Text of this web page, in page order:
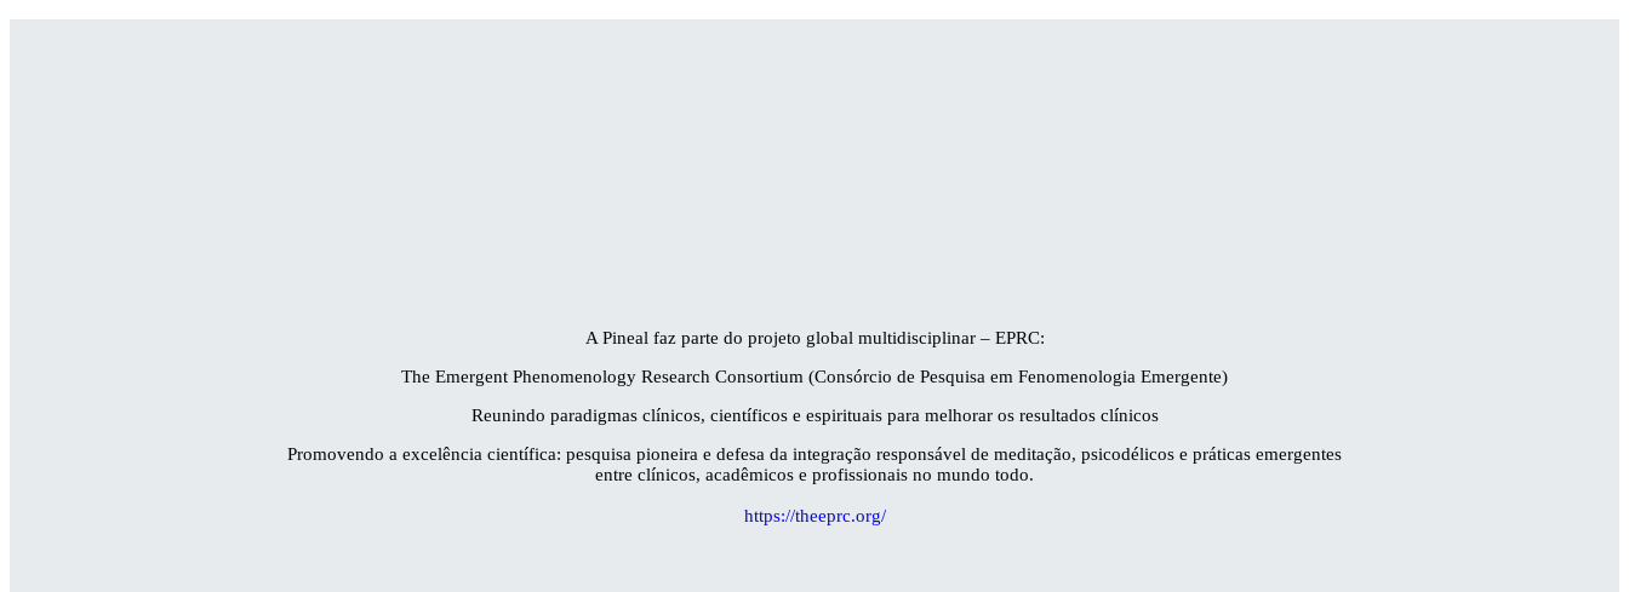
A Pineal faz parte do projeto global multidisciplinar – EPRC:
The Emergent Phenomenology Research Consortium (Consórcio de Pesquisa em Fenomenologia Emergente)
Reunindo paradigmas clínicos, científicos e espirituais para melhorar os resultados clínicos
Promovendo a excelência científica: pesquisa pioneira e defesa da integração responsável de meditação, psicodélicos e práticas emergentes
entre clínicos, acadêmicos e profissionais no mundo todo.
https://theeprc.org/